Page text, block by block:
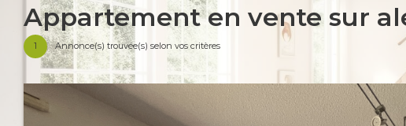
appartement en vente sur
1 Annonce(s) trouvée(s) selon vos critères